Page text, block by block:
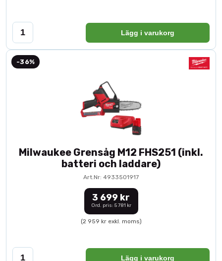
Lägg i varukorg
-36%
Milwaukee Grensåg M12 FHS251 (inkl.
batteri och laddare)
Art.Nr: 4933501917
3 699 kr
Ord. pris: 5 781 kr
(2 959 kr exkl. moms)
Lägg i varukorg